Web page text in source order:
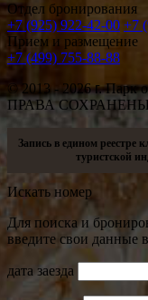
Отдел бронирования
+7 (925) 922-42-00 +7
Прием и размещение
+7 (499) 755-88-88
© 2013 - 2026г.Парк
ПРАВА СОХРАНЕНЫ
Запись в едином реестре
туристской
Искать номер
Для поиска и
введите свои данные
дата заезда